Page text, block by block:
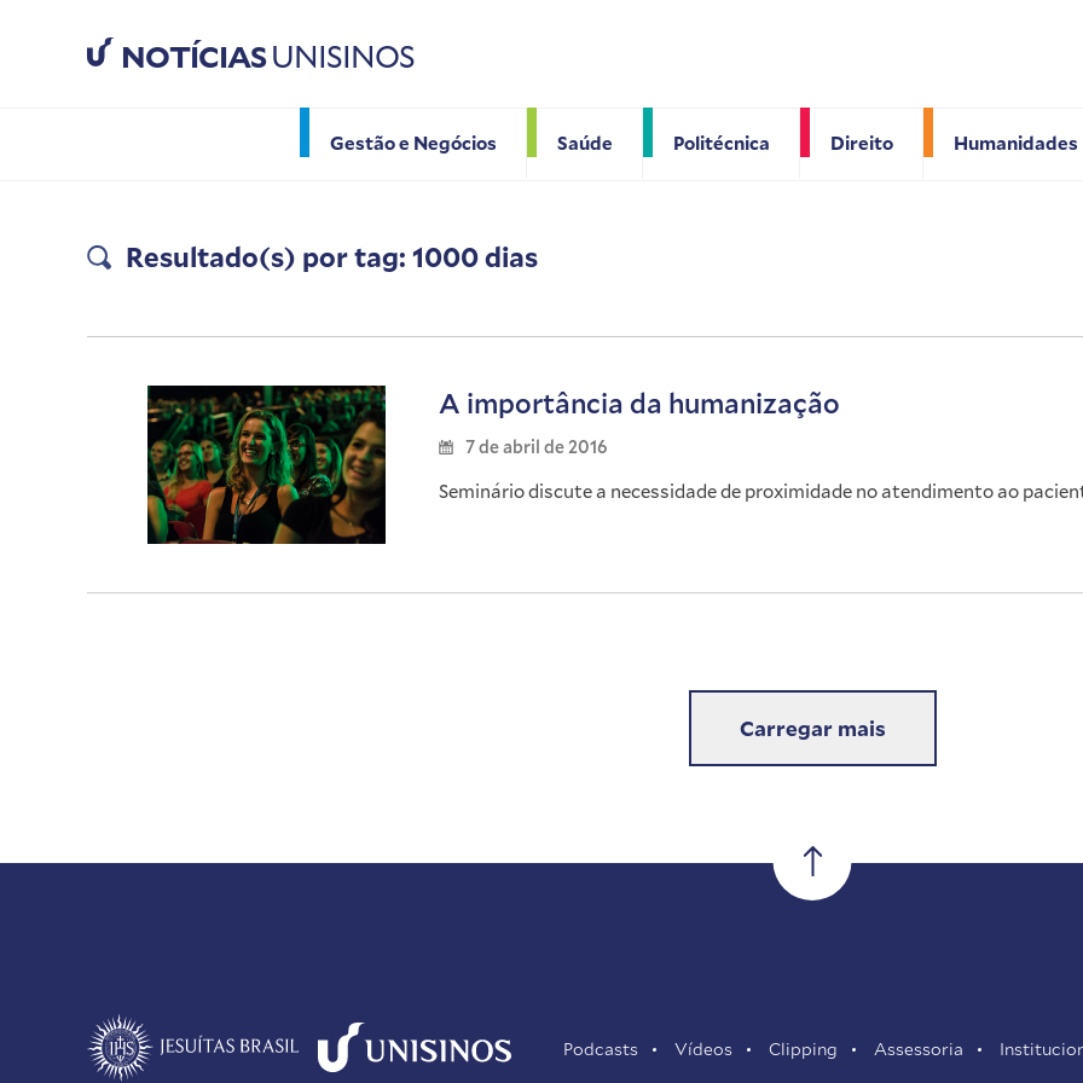
NOTÍCIASUNISINOS
Gestão e Negócios Saúde Politécnica Direito Humanidades
Resultado(s) por tag: 1000 dias
A importância da humanização
7 de abril de 2016
Seminário discute a necessidade de proximidade no atendimento ao
Carregar mais
Podcasts Vídeos Clipping Assessoria